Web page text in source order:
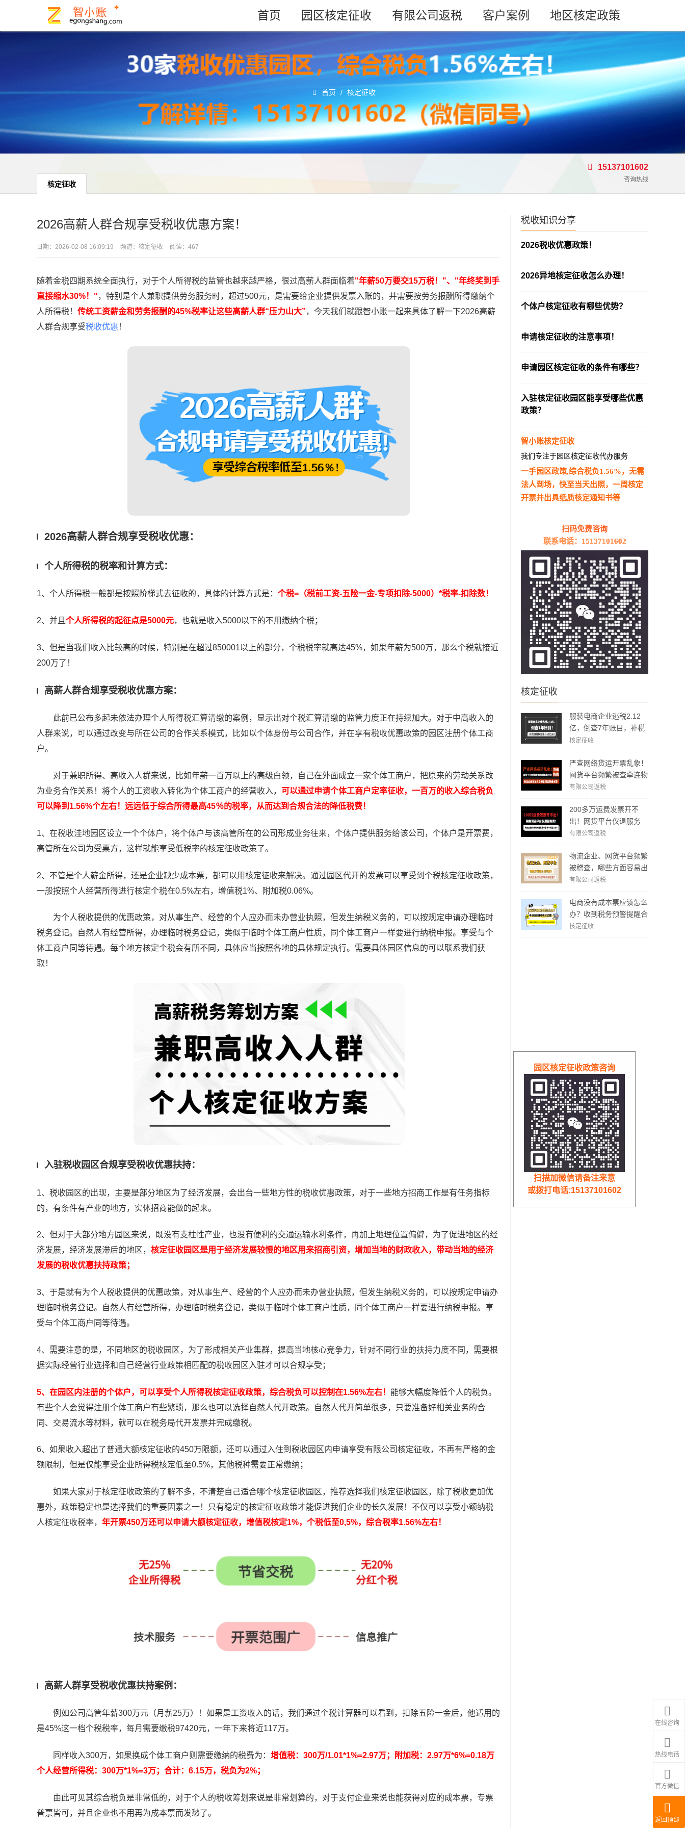
首页 园区核定征收 有限公司返税 客户案例 地区核定政策
首页 / 核定征收
核定征收
15137101602
咨询热线
税收知识分享
2026税收优惠政策！
2026异地核定征收怎么办理！
个体户核定征收有哪些优势？
申请核定征收的注意事项！
申请园区核定征收的条件有哪些？
入驻核定征收园区能享受哪些优惠
政策？
智小账核定征收
我们专注于园区核定征收代办服务
一手园区政策,综合税负1.56%，无需
法人到场，快至当天出照，一周核定
开票并出具纸质核定通知书等
扫码免费咨询
联系电话：15137101602
核定征收
服装电商企业逃税2.12
亿，倒查7年账目，补税
加罚款3.62亿元！
核定征收
严查网络货运开票乱象！
网货平台频繁被查牵连物
流企业！物流企业该怎么
有限公司返税
200多万运费发票开不
出！网货平台仅退服务
费，运费成本拿不到怎么
有限公司返税
物流企业、网货平台频繁
被稽查，哪些方面容易出
现问题？怎么实现合规经
有限公司返税
电商没有成本票应该怎么
办？收到税务预警提醒合
规解决方案！
核定征收
2026高薪人群合规享受税收优惠方案！
日期： 2026-02-08 16:09:19 频道： 核定征收 阅读：467
随着金税四期系统全面执行，对于个人所得税的监管也越来越严格，很过高薪人群面临着"年薪50万要交15万税！"、"年终奖到手
直接缩水30%！"，特别是个人兼职提供劳务服务时，超过500元，是需要给企业提供发票入账的，并需要按劳务报酬所得缴纳个
人所得税！ 传统工资薪金和劳务报酬的45%税率让这些高薪人群“压力山大”，今天我们就跟智小账一起来具体了解一下2026高薪
人群合规享受税收优惠 ！
2026高薪人群合规享受税收优惠：
个人所得税的税率和计算方式：
1、个人所得税一般都是按照阶梯式去征收的，具体的计算方式是： 个税=（税前工资-五险一金-专项扣除-5000）*税率-扣除数！
2、并且 个人所得税的起征点是5000元，也就是收入5000以下的不用缴纳个税；
3、但是当我们收入比较高的时候，特别是在超过850001以上的部分，个税税率就高达45%，如果年薪为500万，那么个税就接近
200万了！
高薪人群合规享受税收优惠方案：
此前已公布多起未依法办理个人所得税汇算清缴的案例，显示出对个税汇算清缴的监管力度正在持续加大。对于中高收入的
人群来说，可以通过改变与所在公司的合作关系模式，比如以个体身份与公司合作，并在享有税收优惠政策的园区注册个体工商
户。
对于兼职所得、高收入人群来说，比如年薪一百万以上的高级白领，自己在外面成立一家个体工商户，把原来的劳动关系改
为业务合作关系！将个人的工资收入转化为个体工商户的经营收入， 可以通过申请个体工商户定率征收，一百万的收入综合税负
可以降到1.56%个左右！远远低于综合所得最高45％的税率，从而达到合规合法的降低税费！
1、在税收洼地园区设立一个个体户，将个体户与该高管所在的公司形成业务往来，个体户提供服务给该公司，个体户是开票费，
高管所在公司为受票方，这样就能享受低税率的核定征收政策了。
2、不管是个人薪金所得，还是企业缺少成本票，都可以用核定征收来解决。通过园区代开的发票可以享受到个税核定征收政策，
一般按照个人经营所得进行核定个税在0.5%左右，增值税1%、附加税0.06%。
为个人税收提供的优惠政策，对从事生产、经营的个人应办而未办营业执照，但发生纳税义务的，可以按规定申请办理临时
税务登记。自然人有经营所得，办理临时税务登记，类似于临时个体工商户性质，同个体工商户一样要进行纳税申报。享受与个
体工商户同等待遇。每个地方核定个税会有所不同，具体应当按照各地的具体规定执行。需要具体园区信息的可以联系我们获
取！
入驻税收园区合规享受税收优惠扶持：
1、税收园区的出现，主要是部分地区为了经济发展，会出台一些地方性的税收优惠政策，对于一些地方招商工作是有任务指标
的，有条件有产业的地方，实体招商能做的起来。
2、但对于大部分地方园区来说，既没有支柱性产业，也没有便利的交通运输水利条件，再加上地理位置偏僻，为了促进地区的经
济发展，经济发展滞后的地区， 核定征收园区是用于经济发展较慢的地区用来招商引资，增加当地的财政收入，带动当地的经济
发展的税收优惠扶持政策；
3、于是就有为个人税收提供的优惠政策，对从事生产、经营的个人应办而未办营业执照，但发生纳税义务的，可以按规定申请办
理临时税务登记。自然人有经营所得，办理临时税务登记，类似于临时个体工商户性质，同个体工商户一样要进行纳税申报。享
受与个体工商户同等待遇。
4、需要注意的是，不同地区的税收园区，为了形成相关产业集群，提高当地核心竞争力，针对不同行业的扶持力度不同，需要根
据实际经营行业选择和自己经营行业政策相匹配的税收园区入驻才可以合规享受；
5、在园区内注册的个体户，可以享受个人所得税核定征收政策，综合税负可以控制在1.56%左右！ 能够大幅度降低个人的税负。
有些个人会觉得注册个体工商户有些繁琐，那么也可以选择自然人代开政策。自然人代开简单很多，只要准备好相关业务的合
同、交易流水等材料，就可以在税务局代开发票并完成缴税。
6、如果收入超出了普通大额核定征收的450万限额，还可以通过入住到税收园区内申请享受有限公司核定征收，不再有严格的金
额限制，但是仅能享受企业所得税核定低至0.5%，其他税种需要正常缴纳；
如果大家对于核定征收政策的了解不多，不清楚自己适合哪个核定征收园区，推荐选择我们核定征收园区，除了税收更加优
惠外，政策稳定也是选择我们的重要因素之一！只有稳定的核定征收政策才能促进我们企业的长久发展！不仅可以享受小额纳税
人核定征收税率， 年开票450万还可以申请大额核定征收，增值税核定1%，个税低至0,5%，综合税率1.56%左右！
高薪人群享受税收优惠扶持案例：
例如公司高管年薪300万元（月薪25万）！如果是工资收入的话，我们通过个税计算器可以看到，扣除五险一金后，他适用的
是45%这一档个税税率，每月需要缴税97420元，一年下来将近117万。
同样收入300万，如果换成个体工商户则需要缴纳的税费为： 增值税：300万/1.01*1%=2.97万；附加税：2.97万*6%=0.18万
个人经营所得税：300万*1%=3万；合计：6.15万，税负为2%；
由此可见其综合税负是非常低的，对于个人的税收筹划来说是非常划算的，对于支付企业来说也能获得对应的成本票，专票
普票皆可，并且企业也不用再为成本票而发愁了。
在线咨询
热线电话
官方微信
返回顶部
园区核定征收政策咨询
扫描加微信请备注来意
或拨打电话:15137101602